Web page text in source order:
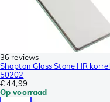
36 reviews
Shapton Glass Stone HR
50202
€ 44,99
Op voorraad